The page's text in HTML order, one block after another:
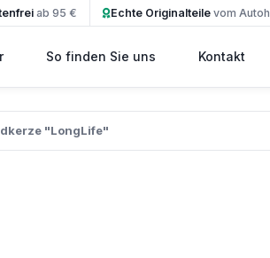
ab 95 € Echte Originalteilevom
So finden Sie uns Kontakt
"LongLife"